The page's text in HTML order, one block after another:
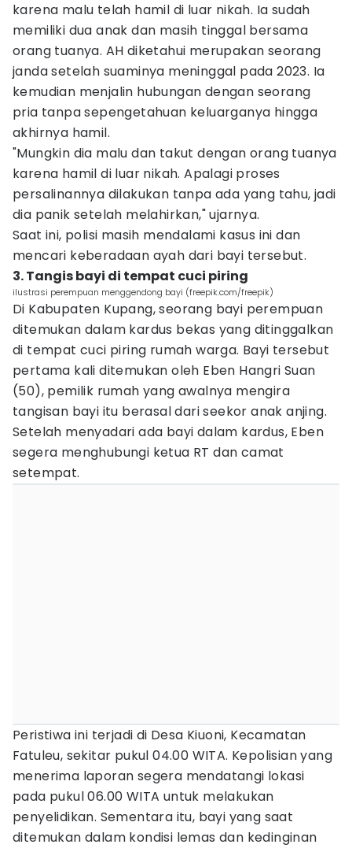
karena malu telah hamil di luar nikah. Ia sudah
memiliki dua anak dan masih tinggal bersama
orang tuanya. AH diketahui merupakan seorang
janda setelah suaminya meninggal pada 2023. Ia
kemudian menjalin hubungan dengan seorang
pria tanpa sepengetahuan keluarganya hingga
akhirnya hamil.
"Mungkin dia malu dan takut dengan orang tuanya
karena hamil di luar nikah. Apalagi proses
persalinannya dilakukan tanpa ada yang tahu, jadi
dia panik setelah melahirkan," ujarnya.
Saat ini, polisi masih mendalami kasus ini dan
mencari keberadaan ayah dari bayi tersebut.
3. Tangis bayi di tempat cuci piring
ilustrasi perempuan menggendong bayi (freepik.com/freepik)
Di Kabupaten Kupang, seorang bayi perempuan
ditemukan dalam kardus bekas yang ditinggalkan
di tempat cuci piring rumah warga. Bayi tersebut
pertama kali ditemukan oleh Eben Hangri Suan
(50), pemilik rumah yang awalnya mengira
tangisan bayi itu berasal dari seekor anak anjing.
Setelah menyadari ada bayi dalam kardus, Eben
segera menghubungi ketua RT dan camat
setempat.
Peristiwa ini terjadi di Desa Kiuoni, Kecamatan
Fatuleu, sekitar pukul 04.00 WITA. Kepolisian yang
menerima laporan segera mendatangi lokasi
pada pukul 06.00 WITA untuk melakukan
penyelidikan. Sementara itu, bayi yang saat
ditemukan dalam kondisi lemas dan kedinginan